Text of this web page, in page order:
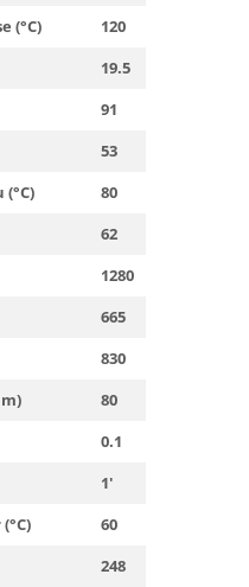
(°C)
120
19.5
91
53
80
62
1280
665
830
80
0.1
1'
60
248